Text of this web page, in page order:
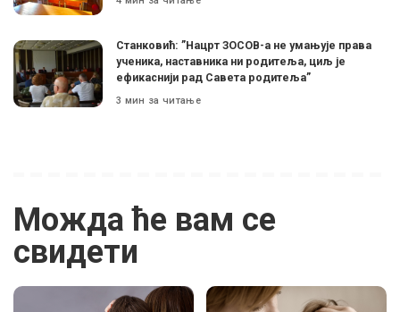
Станковић: ”Нацрт ЗОСОВ-а не умањује права
ученика, наставника ни родитеља, циљ је
ефикаснији рад Савета родитеља”
3 мин за читање
Можда ће вам се
свидети